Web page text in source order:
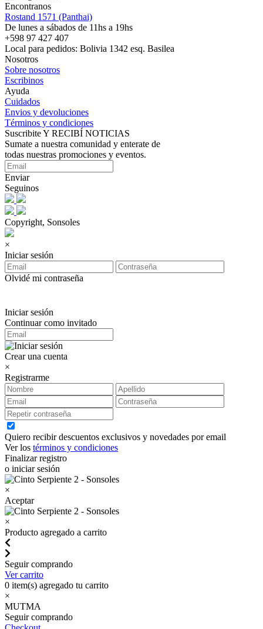
Encontranos
Rostand 1571 (Panthai)
De lunes a sábados de 11hs a 19hs
+598 97 427 407
Local para pedidos: Bolivia 1342 esq. Basilea
Nosotros
Sobre nosotros
Escribinos
Ayuda
Cuidados
Envios y devoluciones
Términos y condiciones
Suscribite Y RECIBÍ NOTICIAS
Sumate a nuestra comunidad y enterate de
todas nuestras promociones y eventos.
Enviar
Seguinos
Copyright, Sonsoles
×
Iniciar sesión
Olvidé mi contraseña
Iniciar sesión
Continuar como invitado
Crear una cuenta
×
Registrarme
Quiero recibir descuentos exclusivos y novedades por email
Ver los términos y condiciones
Finalizar registro
o iniciar sesión
×
Aceptar
×
Producto agregado a carrito
Seguir comprando
Ver carrito
0 item(s) agregado tu carrito
×
MUTMA
Seguir comprando